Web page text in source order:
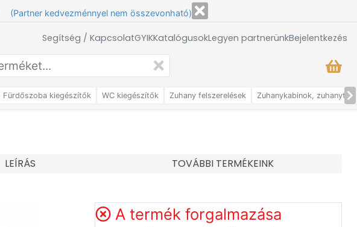
(Partner kedvezménnyel nem összevonható)
Segítség / KapcsolatGYIKKatalógusokLegyen partnerünkBejelentkezés
Fürdőszoba kiegészítők WC kiegészítők Zuhany felszerelések Zuhanykabinok,
LEÍRÁS TOVÁBBI TERMÉKEINK
A termék forgalmazása